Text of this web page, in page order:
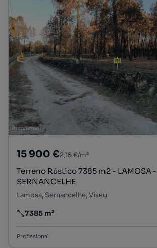
15 900 €2,15 €/m²
Terreno Rústico 7385 m2 - LAMOSA -
SERNANCELHE
Lamosa, Sernancelhe, Viseu
Preço por metro quadrado
7385 m²
Profissional